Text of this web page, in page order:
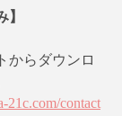
からダウンロ
21c.com/contact